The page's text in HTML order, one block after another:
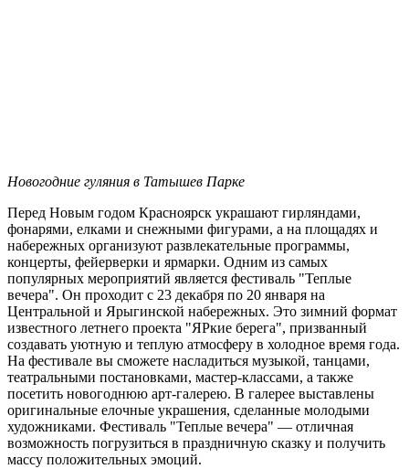
Новогодние гуляния в Татышев Парке
Перед Новым годом Красноярск украшают гирляндами,
фонарями, елками и снежными фигурами, а на площадях и
набережных организуют развлекательные программы,
концерты, фейерверки и ярмарки. Одним из самых
популярных мероприятий является фестиваль "Теплые
вечера". Он проходит с 23 декабря по 20 января на
Центральной и Ярыгинской набережных. Это зимний формат
известного летнего проекта "ЯРкие берега", призванный
создавать уютную и теплую атмосферу в холодное время года.
На фестивале вы сможете насладиться музыкой, танцами,
театральными постановками, мастер-классами, а также
посетить новогоднюю арт-галерею. В галерее выставлены
оригинальные елочные украшения, сделанные молодыми
художниками. Фестиваль "Теплые вечера" — отличная
возможность погрузиться в праздничную сказку и получить
массу положительных эмоций.